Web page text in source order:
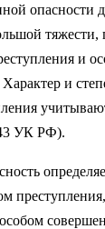
опасности
тяжести,
и
и
43 УК РФ).